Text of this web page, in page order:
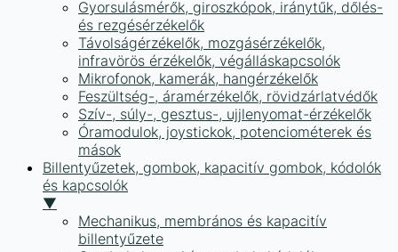
Gyorsulásmérők, giroszkópok, iránytűk, dőlés-
és rezgésérzékelők
Távolságérzékelők, mozgásérzékelők,
infravörös érzékelők, végálláskapcsolók
Mikrofonok, kamerák, hangérzékelők
Feszültség-, áramérzékelők, rövidzárlatvédők
Szív-, súly-, gesztus-, ujjlenyomat-érzékelők
Óramodulok, joystickok, potenciométerek és
mások
Billentyűzetek, gombok, kapacitív gombok, kódolók
és kapcsolók
▼
Mechanikus, membrános és kapacitív
billentyűzete